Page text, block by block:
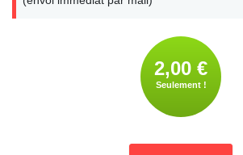
2,00 €
Seulement !